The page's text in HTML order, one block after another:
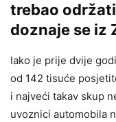
trebao
doznaje se iz
Iako je prije dvije
od 142 tisuće
i najveći takav skup
uvoznici automobila